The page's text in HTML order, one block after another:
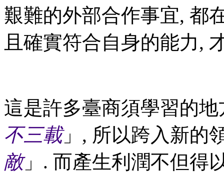
艱難的外部合作事宜, 都
且確實符合自身的能力,
這是許多臺商須學習的
不三載」, 所以跨入新的
敵」. 而產生利潤不但得